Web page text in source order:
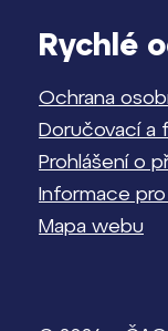
Rychlé
Ochrana
Doručovací a
Prohlášení o
Informace
Mapa webu